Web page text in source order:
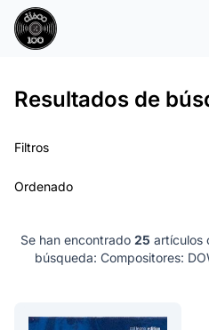
Resultados de
Filtros
Ordenado
Se han encontrado 25 artículos
búsqueda: Compositores: